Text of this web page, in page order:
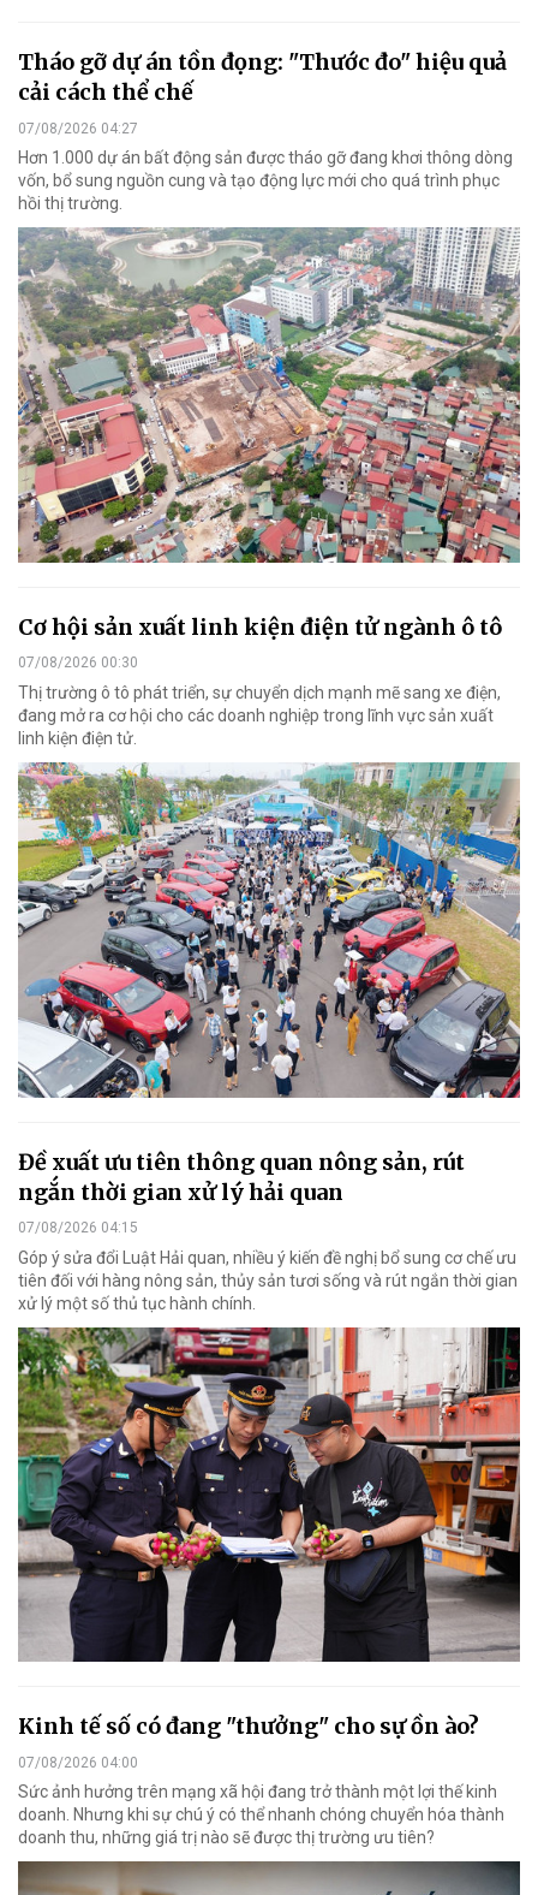
Tháo gỡ dự án tồn đọng: "Thước đo" hiệu quả
cải cách thể chế
07/08/2026 04:27
Hơn 1.000 dự án bất động sản được tháo gỡ đang khơi thông dòng
vốn, bổ sung nguồn cung và tạo động lực mới cho quá trình phục
hồi thị trường.
Cơ hội sản xuất linh kiện điện tử ngành ô tô
07/08/2026 00:30
Thị trường ô tô phát triển, sự chuyển dịch mạnh mẽ sang xe điện,
đang mở ra cơ hội cho các doanh nghiệp trong lĩnh vực sản xuất
linh kiện điện tử.
Đề xuất ưu tiên thông quan nông sản, rút
ngắn thời gian xử lý hải quan
07/08/2026 04:15
Góp ý sửa đổi Luật Hải quan, nhiều ý kiến đề nghị bổ sung cơ chế ưu
tiên đối với hàng nông sản, thủy sản tươi sống và rút ngắn thời gian
xử lý một số thủ tục hành chính.
Kinh tế số có đang "thưởng" cho sự ồn ào?
07/08/2026 04:00
Sức ảnh hưởng trên mạng xã hội đang trở thành một lợi thế kinh
doanh. Nhưng khi sự chú ý có thể nhanh chóng chuyển hóa thành
doanh thu, những giá trị nào sẽ được thị trường ưu tiên?